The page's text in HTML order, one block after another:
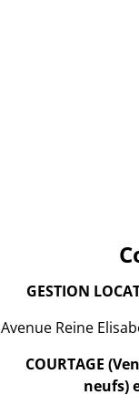
GESTION
Avenue Reine
COURTAGE
neufs)